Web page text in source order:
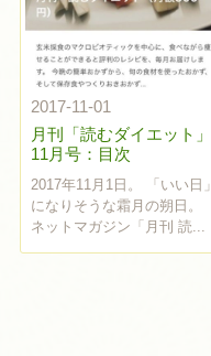
2017-11-01
月刊「読むダイエット」
11月号：目次
2017年11月1日。 「いい日」
になりそうな霜月の朔日。
ネットマガジン「月刊 読...